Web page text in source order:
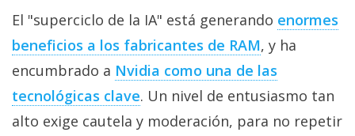
El "superciclo de la IA" está generando enormes
beneficios a los fabricantes de RAM‎, y ha
encumbrado a Nvidia como una de las
tecnológicas clave‎. Un nivel de entusiasmo tan
alto exige cautela y moderación, para no repetir